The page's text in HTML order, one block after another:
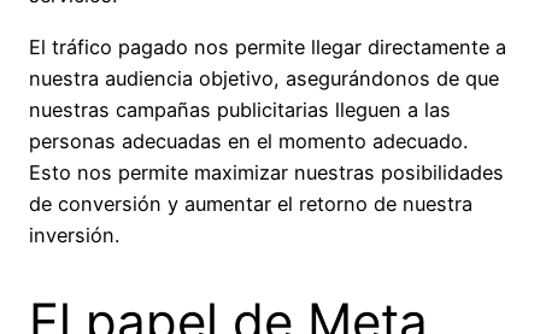
El tráfico pagado nos permite llegar directamente a
nuestra audiencia objetivo, asegurándonos de que
nuestras campañas publicitarias lleguen a las
personas adecuadas en el momento adecuado.
Esto nos permite maximizar nuestras posibilidades
de conversión y aumentar el retorno de nuestra
inversión.